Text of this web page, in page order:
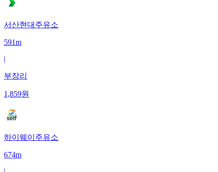
서산현대주유소
591m
|
부장리
1,859원
하이웨이주유소
674m